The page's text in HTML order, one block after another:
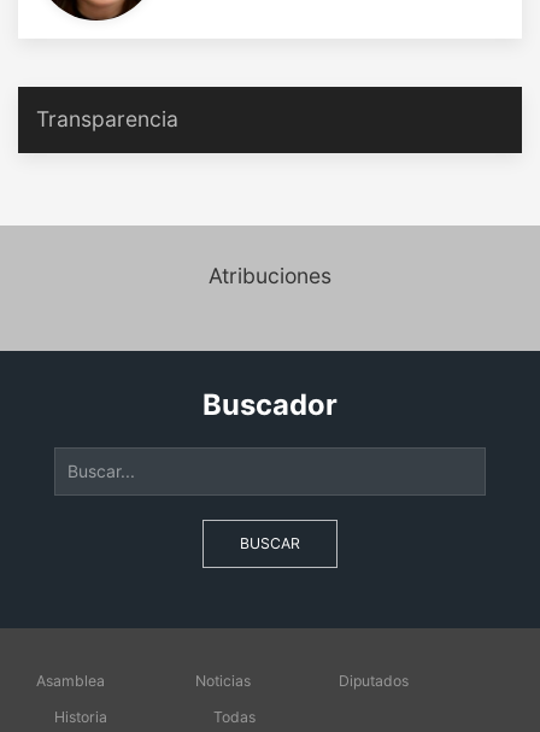
Transparencia
Atribuciones
Buscador
BUSCAR
Asamblea
Historia
Noticias
Todas
Diputados